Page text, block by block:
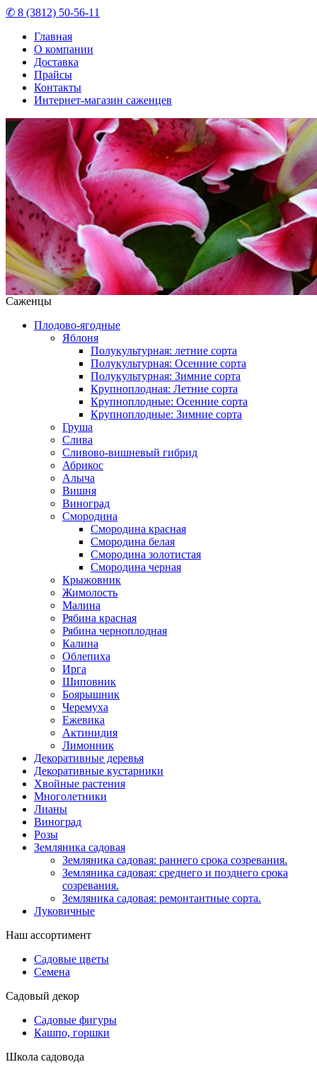
✆ 8 (3812) 50-56-11
Главная
О компании
Доставка
Прайсы
Контакты
Интернет-магазин саженцев
Саженцы
Плодово-ягодные
Яблоня
Полукультурная: летние сорта
Полукультурная: Осенние сорта
Полукультурная: Зимние сорта
Крупноплодная: Летние сорта
Крупноплодные: Осенние сорта
Крупноплодные: Зимние сорта
Груша
Слива
Сливово-вишневый гибрид
Абрикос
Алыча
Вишня
Виноград
Смородина
Смородина красная
Смородина белая
Смородина золотистая
Смородина черная
Крыжовник
Жимолость
Малина
Рябина красная
Рябина черноплодная
Калина
Облепиха
Ирга
Шиповник
Боярышник
Черемуха
Ежевика
Актинидия
Лимонник
Декоративные деревья
Декоративные кустарники
Хвойные растения
Многолетники
Лианы
Виноград
Розы
Земляника садовая
Земляника садовая: раннего срока созревания.
Земляника садовая: среднего и позднего срока
созревания.
Земляника садовая: ремонтантные сорта.
Луковичные
Наш ассортимент
Садовые цветы
Семена
Садовый декор
Садовые фигуры
Кашпо, горшки
Школа садовода